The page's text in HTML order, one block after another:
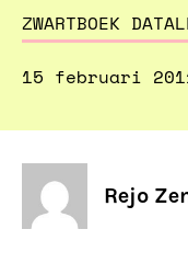
ZWARTBOEK
15 februari
Rejo